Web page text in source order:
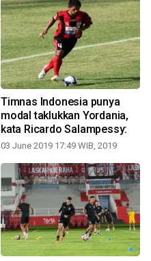
Timnas Indonesia punya
modal taklukkan Yordania,
kata Ricardo Salampessy:
03 June 2019 17:49 WIB, 2019